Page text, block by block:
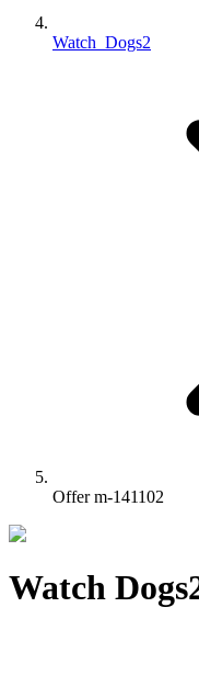
Watch_Dogs2
Offer m-141102
Watch